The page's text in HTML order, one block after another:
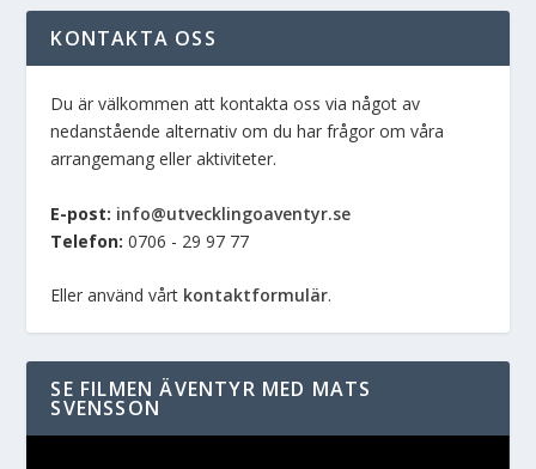
KONTAKTA OSS
Du är välkommen att kontakta oss via något av
nedanstående alternativ om du har frågor om våra
arrangemang eller aktiviteter.
E-post: info@utvecklingoaventyr.se
Telefon: 0706 - 29 97 77
Eller använd vårt kontaktformulär.
SE FILMEN ÄVENTYR MED MATS
SVENSSON